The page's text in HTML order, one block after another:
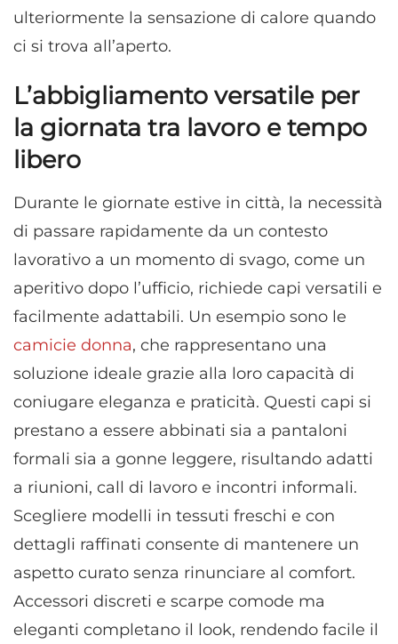
ulteriormente la sensazione di calore quando
ci si trova all’aperto.
L’abbigliamento versatile per
la giornata tra lavoro e tempo
libero
Durante le giornate estive in città, la necessità
di passare rapidamente da un contesto
lavorativo a un momento di svago, come un
aperitivo dopo l’ufficio, richiede capi versatili e
facilmente adattabili. Un esempio sono le
camicie donna, che rappresentano una
soluzione ideale grazie alla loro capacità di
coniugare eleganza e praticità. Questi capi si
prestano a essere abbinati sia a pantaloni
formali sia a gonne leggere, risultando adatti
a riunioni, call di lavoro e incontri informali.
Scegliere modelli in tessuti freschi e con
dettagli raffinati consente di mantenere un
aspetto curato senza rinunciare al comfort.
Accessori discreti e scarpe comode ma
eleganti completano il look, rendendo facile il